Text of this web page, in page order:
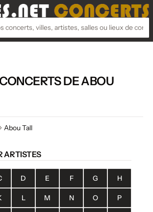
DE ABOU
Abou Tall
ARTISTES
D E F G H
L M N O P